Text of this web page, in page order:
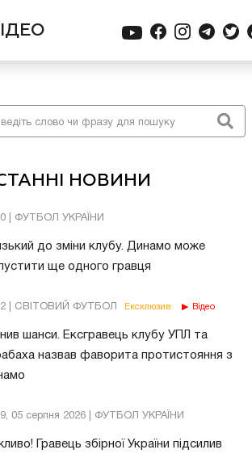
НОВИНИ
| ФУТБОЛ УКРАЇНИ
до зміни клубу. Динамо може
ще одного гравця
| СВІТОВИЙ ФУТБОЛ Ексклюзив Відео
шанси. Ексгравець клубу УПЛ та
назвав фаворита протистояння з
05 серпня 2026 | ФУТБОЛ УКРАЇНИ
Гравець збірної України підсилив